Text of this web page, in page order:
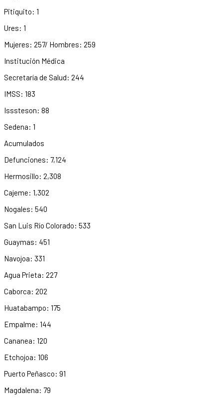
Pitiquito: 1
Ures: 1
Mujeres: 257/ Hombres: 259
Institución Médica
Secretaría de Salud: 244
IMSS: 183
Isssteson: 88
Sedena: 1
Acumulados
Defunciones: 7,124
Hermosillo: 2,308
Cajeme: 1,302
Nogales: 540
San Luis Río Colorado: 533
Guaymas: 451
Navojoa: 331
Agua Prieta: 227
Caborca: 202
Huatabampo: 175
Empalme: 144
Cananea: 120
Etchojoa: 106
Puerto Peñasco: 91
Magdalena: 79